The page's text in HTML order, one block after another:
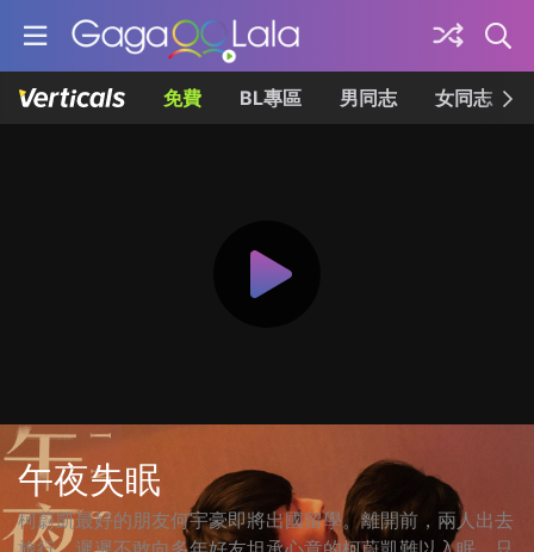
免費 BL專區 男同志 女同志
午夜失眠
柯蔚凱最好的朋友何宇豪即將出國留學。離開前，兩人出去